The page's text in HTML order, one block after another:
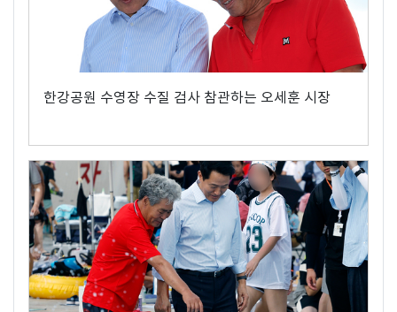
한강공원 수영장 수질 검사 참관하는 오세훈 시장